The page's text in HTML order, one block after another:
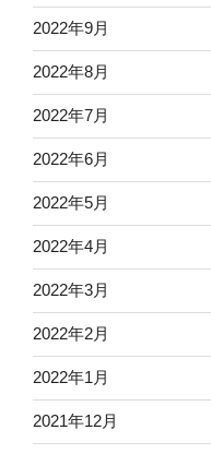
2022年9月
2022年8月
2022年7月
2022年6月
2022年5月
2022年4月
2022年3月
2022年2月
2022年1月
2021年12月